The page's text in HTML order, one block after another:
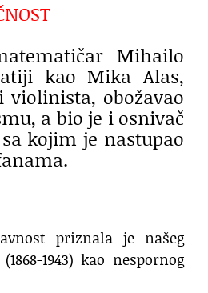
Mihailo
kao Mika Alas,
violinista, obožavao
a bio je i osnivač
sa kojim je nastupao
priznala je našeg
1943) kao nespornog